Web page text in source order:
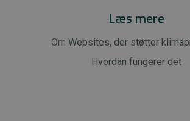
Læs mere
Om Websites, der støtter
Hvordan fungerer det